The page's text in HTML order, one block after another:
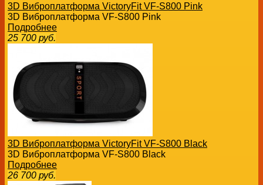
3D Виброплатформа VictoryFit VF-S800 Pink
3D Виброплатформа VF-S800 Pink
Подробнее
25 700 руб.
3D Виброплатформа VictoryFit VF-S800 Black
3D Виброплатформа VF-S800 Black
Подробнее
26 700 руб.